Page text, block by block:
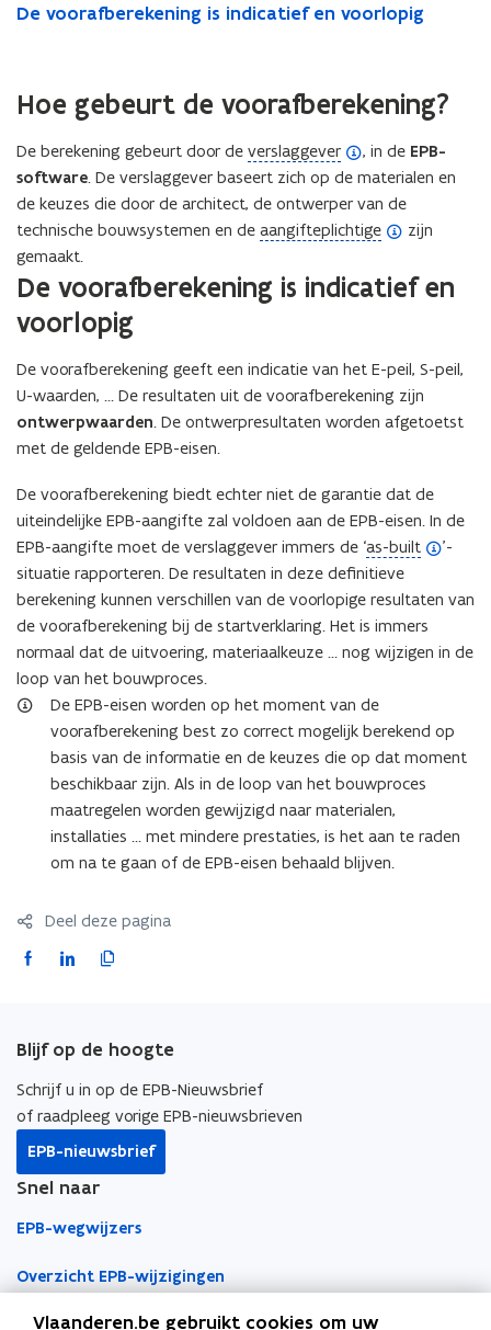
n
i
)
De voorafberekening is indicatief en voorlopig
Hoe gebeurt de voorafberekening?
De berekening gebeurt door de verslaggever
(
o
p
e
d
i
n
e
)
, in de EPB-
software. De verslaggever baseert zich op de materialen en
de keuzes die door de architect, de ontwerper van de
technische bouwsystemen en de aangifteplichtige
(
p
e
d
i
t
i
e
)
zijn
gemaakt.
De voorafberekening is indicatief en
voorlopig
De voorafberekening geeft een indicatie van het E-peil, S-peil,
U-waarden, … De resultaten uit de voorafberekening zijn
ontwerpwaarden. De ontwerpresultaten worden afgetoetst
met de geldende EPB-eisen.
De voorafberekening biedt echter niet de garantie dat de
uiteindelijke EPB-aangifte zal voldoen aan de EPB-eisen. In de
EPB-aangifte moet de verslaggever immers de ‘as-built
(
o
p
e
n
e
f
i
n
i
t
i
’-
situatie rapporteren. De resultaten in deze definitieve
berekening kunnen verschillen van de voorlopige resultaten van
de voorafberekening bij de startverklaring. Het is immers
normaal dat de uitvoering, materiaalkeuze … nog wijzigen in de
loop van het bouwproces.
De EPB-eisen worden op het moment van de
voorafberekening best zo correct mogelijk berekend op
basis van de informatie en de keuzes die op dat moment
beschikbaar zijn. Als in de loop van het bouwproces
maatregelen worden gewijzigd naar materialen,
installaties … met mindere prestaties, is het aan te raden
om na te gaan of de EPB-eisen behaald blijven.
Deel deze pagina
F
b
o
o
p
e
t
i
L
e
d
i
p
t
i
n
K
e
e
r
n
k
a
a
r
Blijf op de hoogte
Schrijf u in op de EPB-Nieuwsbrief
of raadpleeg vorige EPB-nieuwsbrieven
EPB-nieuwsbrief
Snel naar
EPB-wegwijzers
Overzicht EPB-wijzigingen
EPB-regelgeving
Vlaanderen.be gebruikt cookies om uw